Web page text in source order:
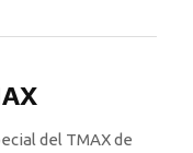
del TMAX de